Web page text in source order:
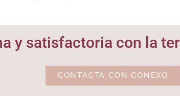
y satisfactoria con la
CONTACTA CON CONEXO